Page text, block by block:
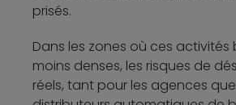
prisés.
Dans les zones où ces
moins denses, les risques de
réels, tant pour les agences